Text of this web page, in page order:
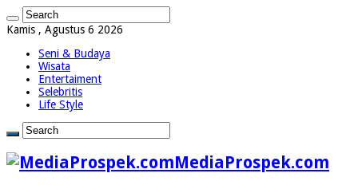
Kamis , Agustus 6 2026
Seni & Budaya
Wisata
Entertaiment
Selebritis
Life Style
MediaProspek.com